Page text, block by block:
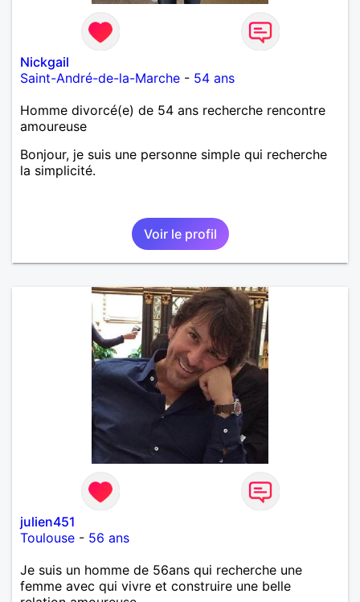
Nickgail
Saint-André-de-la-Marche - 54 ans
Homme divorcé(e) de 54 ans recherche rencontre
amoureuse
Bonjour, je suis une personne simple qui recherche
la simplicité.
Voir le profil
julien451
Toulouse - 56 ans
Je suis un homme de 56ans qui recherche une
femme avec qui vivre et construire une belle